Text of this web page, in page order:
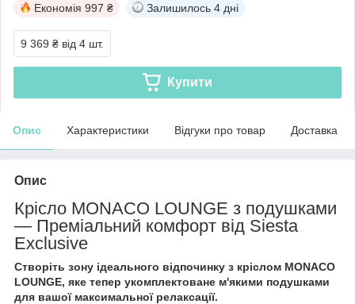
Економія 997 ₴ Залишилось 4 дні
9 369 ₴ від 4 шт.
Купити
Опис Характеристики Відгуки про товар Доставка
Опис
Крісло MONACO LOUNGE з подушками
— Преміальний комфорт від Siesta
Exclusive
Створіть зону ідеального відпочинку з кріслом MONACO
LOUNGE, яке тепер укомплектоване м'якими подушками
для вашої максимальної релаксації.